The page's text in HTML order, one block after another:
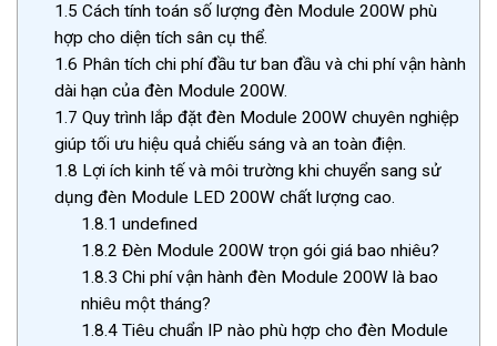
1.5 Cách tính toán số lượng đèn Module 200W phù
hợp cho diện tích sân cụ thể.
1.6 Phân tích chi phí đầu tư ban đầu và chi phí vận hành
dài hạn của đèn Module 200W.
1.7 Quy trình lắp đặt đèn Module 200W chuyên nghiệp
giúp tối ưu hiệu quả chiếu sáng và an toàn điện.
1.8 Lợi ích kinh tế và môi trường khi chuyển sang sử
dụng đèn Module LED 200W chất lượng cao.
1.8.1 undefined
1.8.2 Đèn Module 200W trọn gói giá bao nhiêu?
1.8.3 Chi phí vận hành đèn Module 200W là bao
nhiêu một tháng?
1.8.4Tiêu chuẩn IP nào phù hợp cho đèn Module